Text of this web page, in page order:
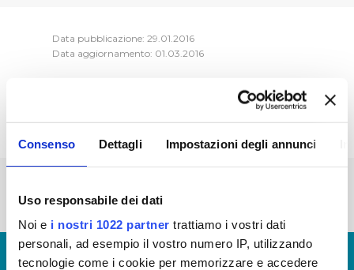
Consenso Dettagli Impostazioni degli annunci
Uso responsabile dei dati
Noi e i nostri 1022 partner trattiamo i vostri dati
personali, ad esempio il vostro numero IP, utilizzando
tecnologie come i cookie per memorizzare e accedere
Data pubblicazione: 29.01.2016
Data aggiornamento: 01.03.2016
« prima ‹ precedente 1 2 3 4
5
© Copyright 2017 - 2026
GLOSSARIO